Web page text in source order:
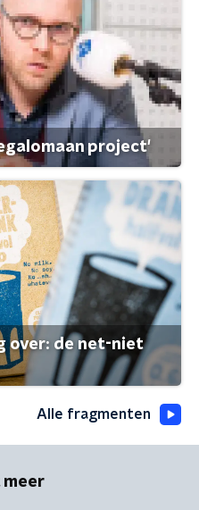
project'
over: de net-niet
Alle fragmenten